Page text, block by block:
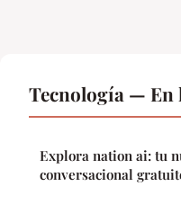
Tecnología — En
Explora nation ai: tu
conversacional